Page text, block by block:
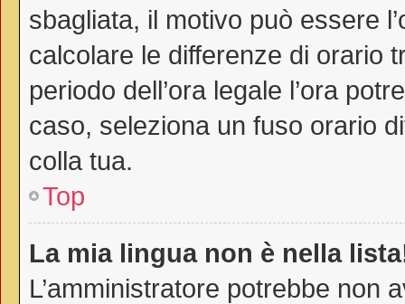
sbagliata, il motivo può essere
calcolare le differenze di orario
periodo dell’ora legale l’ora
caso, seleziona un fuso orario
colla tua.
Top
La mia lingua non è nella
L’amministratore potrebbe non